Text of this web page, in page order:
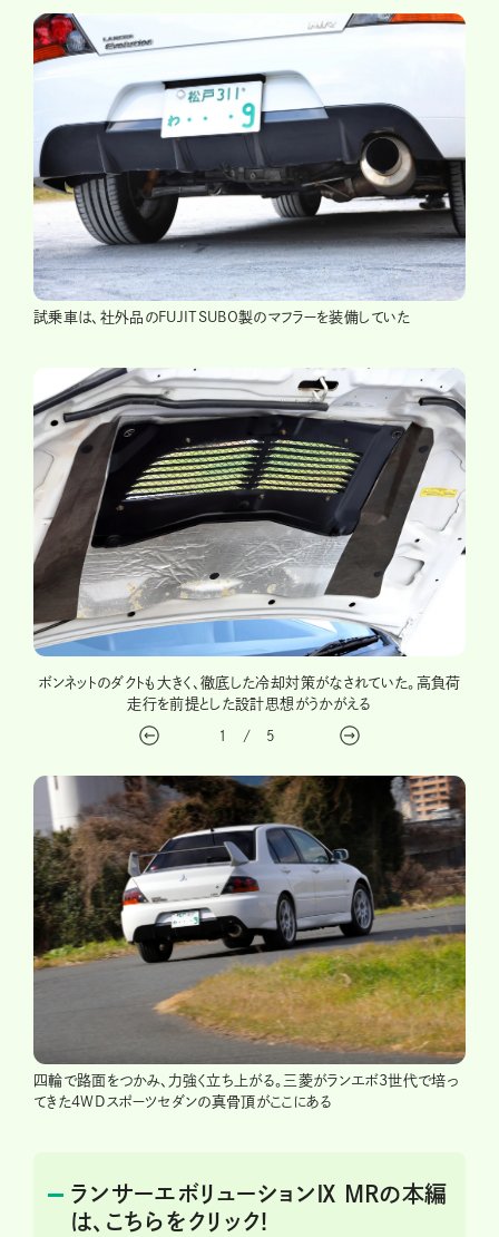
試乗車は、社外品のFUJITSUBO製のマフラーを装備していた
ボンネットのダクトも大きく、徹底した冷却対策がなされていた。高負荷
走行を前提とした設計思想がうかがえる
1 / 5
四輪で路面をつかみ、力強く立ち上がる。三菱がランエボ3世代で培っ
てきた4WDスポーツセダンの真骨頂がここにある
ランサーエボリューションⅨ MRの本編
は、こちらをクリック!